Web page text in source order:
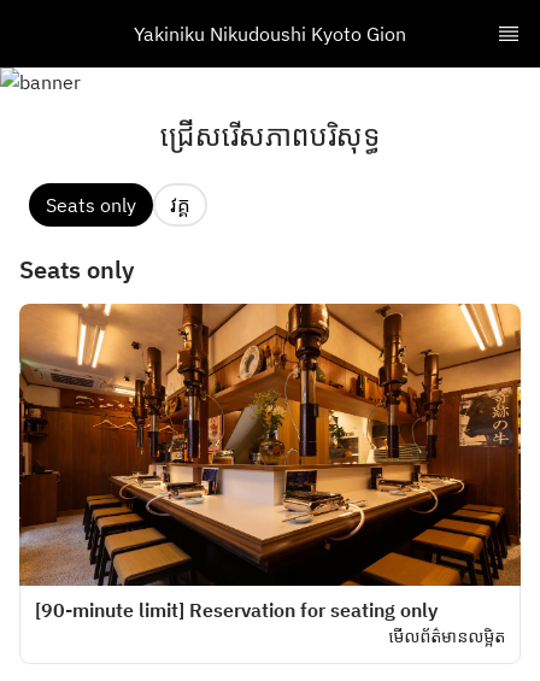
Yakiniku Nikudoushi Kyoto Gion
ជ្រើសរើសភាពបរិសុទ្ធ
Seats only វគ្គ
Seats only
[90-minute limit] Reservation for seating only
មើលព័ត៌មានលម្អិត